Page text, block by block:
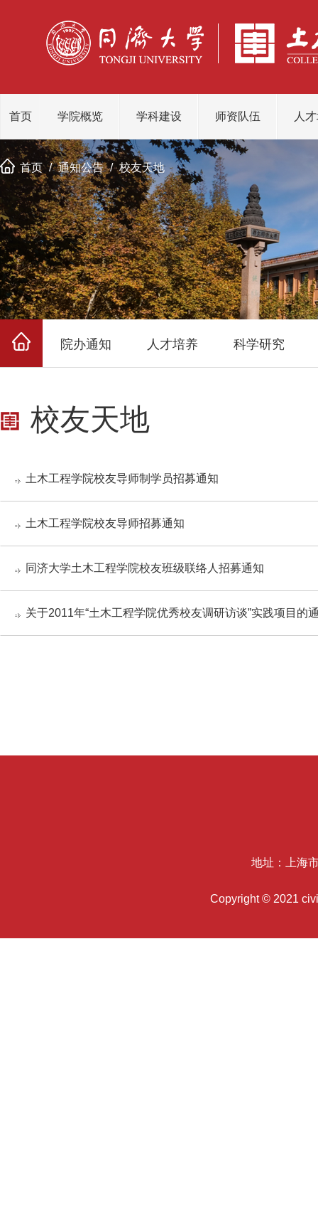
首页 学院概览 学科建设 师资队伍 人
首页 / 通知公告 / 校友天地
院办通知 人才培养 科学研究
校友天地
土木工程学院校友导师制学员招募通知
土木工程学院校友导师招募通知
同济大学土木工程学院校友班级联络人招募通知
关于2011年“土木工程学院优秀校友调研访谈”实践项目的
地址：上海
Copyright © 2021